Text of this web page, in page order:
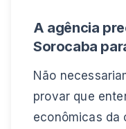
A agência
Sorocaba
Não
provar que
econômicas da